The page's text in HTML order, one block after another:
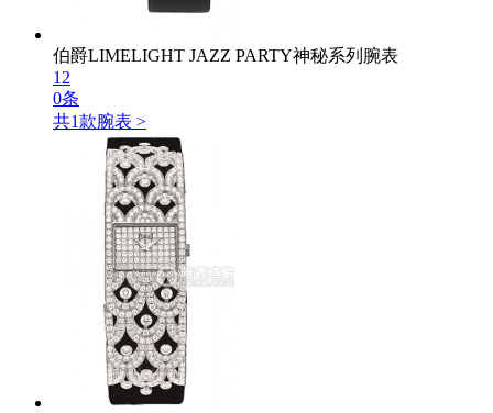
伯爵LIMELIGHT JAZZ PARTY神秘系列腕表
12
0条
共1款腕表 >